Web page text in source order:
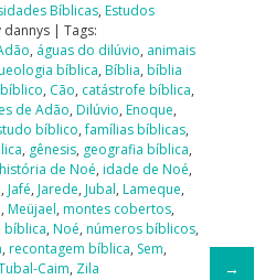
Bíblicas, Estudos
dannys | Tags:
, águas do dilúvio, animais
bíblica, Bíblia, bíblia
, Cão, catástrofe bíblica,
de Adão, Dilúvio, Enoque,
bíblico,famílias bíblicas,
, gênesis, geografia bíblica,
história de Noé, idade de Noé,
, Jafé, Jarede, Jubal, Lameque,
, Meüjael, montes cobertos,
bíblica, Noé, números bíblicos,
, recontagem bíblica, Sem,
Caim, Zila